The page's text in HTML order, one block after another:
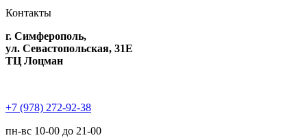
Контакты
г. Симферополь,
ул. Севастопольская, 31Е
ТЦ Лоцман
+7 (978) 272-92-38
пн-вс 10-00 до 21-00